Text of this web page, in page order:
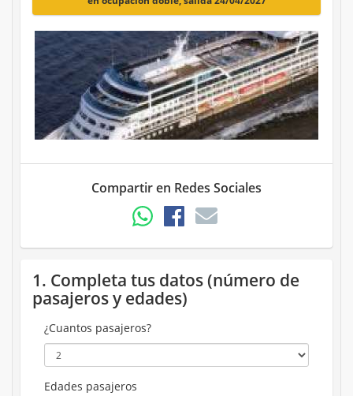
Compartir en Redes Sociales
1. Completa tus datos (número de
pasajeros y edades)
¿Cuantos pasajeros?
Edades pasajeros